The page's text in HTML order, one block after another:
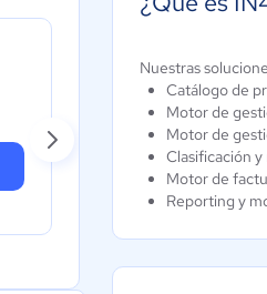
0 / 5
Nuestras
Catálogo de
Motor de
Motor de
Clasificación
Motor de
Reporting y